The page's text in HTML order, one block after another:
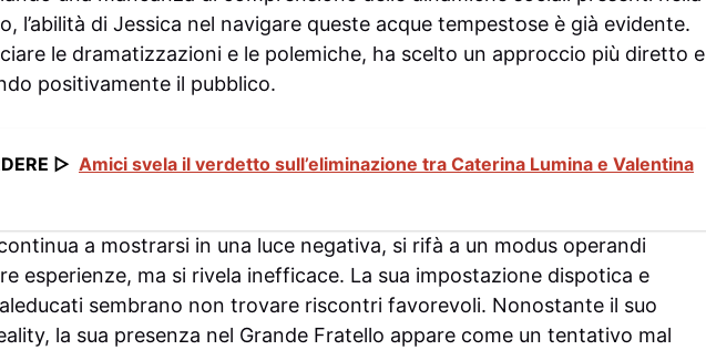
l’abilità di Jessica nel navigare queste acque tempestose è già evidente.
le dramatizzazioni e le polemiche, ha scelto un approccio più diretto e
positivamente il pubblico.
▷ Amici svela il verdetto sull’eliminazione tra Caterina Lumina e Valentina
a mostrarsi in una luce negativa, si rifà a un modus operandi
esperienze, ma si rivela inefficace. La sua impostazione dispotica e
sembrano non trovare riscontri favorevoli. Nonostante il suo
la sua presenza nel Grande Fratello appare come un tentativo mal